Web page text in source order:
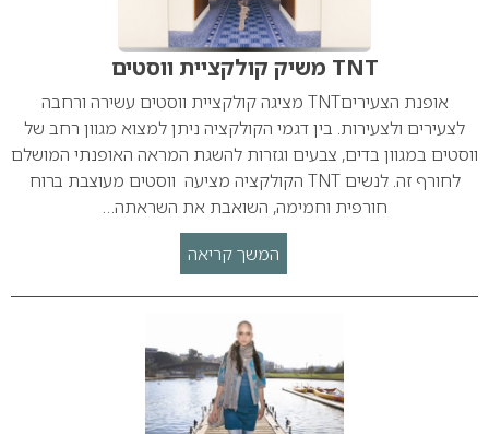
TNT משיק קולקציית ווסטים
אופנת הצעיריםTNT מציגה קולקציית ווסטים עשירה ורחבה
לצעירים ולצעירות. בין דגמי הקולקציה ניתן למצוא מגוון רחב של
ווסטים במגוון בדים, צבעים וגזרות להשגת המראה האופנתי המושלם
לחורף זה. לנשים TNT הקולקציה מציעה ווסטים מעוצבת ברוח
חורפית וחמימה, השואבת את השראתה…
המשך קריאה